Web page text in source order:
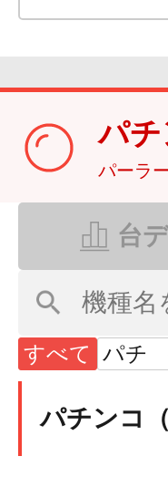
パチ
パーラ
台
すべて パチ
パチンコ（